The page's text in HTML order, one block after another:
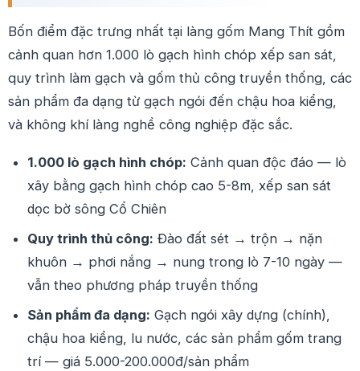
Bốn điểm đặc trưng nhất tại làng gốm Mang Thít gồm
cảnh quan hơn 1.000 lò gạch hình chóp xếp san sát,
quy trình làm gạch và gốm thủ công truyền thống, các
sản phẩm đa dạng từ gạch ngói đến chậu hoa kiểng,
và không khí làng nghề công nghiệp đặc sắc.
1.000 lò gạch hình chóp: Cảnh quan độc đáo — lò
xây bằng gạch hình chóp cao 5-8m, xếp san sát
dọc bờ sông Cổ Chiên
Quy trình thủ công: Đào đất sét → trộn → nặn
khuôn → phơi nắng → nung trong lò 7-10 ngày —
vẫn theo phương pháp truyền thống
Sản phẩm đa dạng: Gạch ngói xây dựng (chính),
chậu hoa kiểng, lu nước, các sản phẩm gốm trang
trí — giá 5.000-200.000đ/sản phẩm